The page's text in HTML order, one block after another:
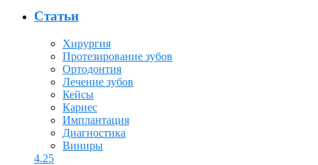
Статьи
Хирургия
Протезирование зубов
Ортодонтия
Лечение зубов
Кейсы
Кариес
Имплантация
Диагностика
Виниры
4.25